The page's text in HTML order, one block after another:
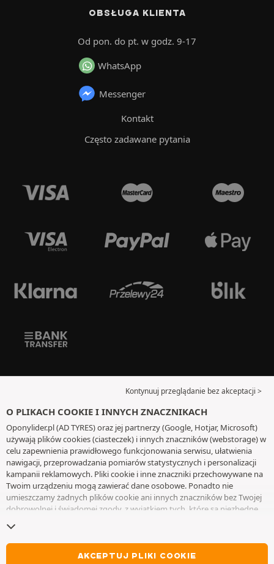
OBSŁUGA KLIENTA
Od pon. do pt. w godz. 9-17
WhatsApp
Messenger
Kontakt
Często zadawane pytania
Kontynuuj przeglądanie bez akceptacji >
O PLIKACH COOKIE I INNYCH ZNACZNIKACH
Oponylider.pl (AD TYRES) oraz jej partnerzy (Google, Hotjar, Microsoft)
używają plików cookies (ciasteczek) i innych znaczników (webstorage) w
celu zapewnienia prawidłowego funkcjonowania serwisu, ułatwienia
nawigacji, przeprowadzania pomiarów statystycznych i personalizacji
kampanii reklamowych. Pliki cookie i inne znaczniki przechowywane na
Twoim urządzeniu mogą zawierać dane osobowe. Ponadto nie
umieszczamy żadnych plików cookie ani innych znaczników bez Twojej
dobrowolnej i świadomej zgody, z wyjątkiem tych, które są niezbędne
wycofać swoją zgodę w dowolnym momencie, przechodząc do
plikami cookie i innymi znacznikami. Możesz kontynuować przeglądanie
bez akceptowania plików cookie lub innych znaczników. Odmowa nie
AKCEPTUJ PLIKI COOKIE